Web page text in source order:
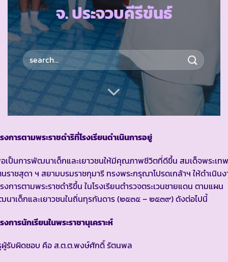
จ. ประจวบคีรีขันธ์
งการตามพระราชดำริที่โรงเรียนดำเนินการอยู่
เป็นการพัฒนาเด็กและเยาวชนให้มีคุณภาพชีวิตที่ดีขึ้น สมเด็จพระเทพ
ราชสุดา ฯ สยามบรมราชกุมารี ทรงพระกรุณาโปรดเกล้าฯ ให้ดำเนิน
งการตามพระราชดำริขึ้น ในโรงเรียนตำรวจตระเวนชายแดน ตามแผน
าเด็กและเยาวชนในถิ่นทุรกันดาร (๒๕๓๕ – ๒๕๓๙) ดังต่อไปนี้
งการนักเรียนในพระราชานุเคราะห์
รับผิดชอบ คือ ส.ต.ต.พงษ์ศักดิ์ รัตนพล